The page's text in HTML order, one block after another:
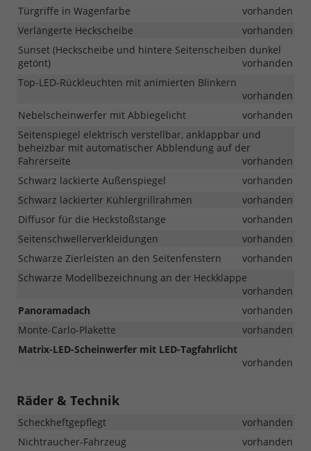
Türgriffe in Wagenfarbe
vorhanden
Verlängerte Heckscheibe
vorhanden
Sunset (Heckscheibe und hintere Seitenscheiben dunkel
getönt)
vorhanden
Top-LED-Rückleuchten mit animierten Blinkern
vorhanden
Nebelscheinwerfer mit Abbiegelicht
vorhanden
Seitenspiegel elektrisch verstellbar, anklappbar und
beheizbar mit automatischer Abblendung auf der
Fahrerseite
vorhanden
Schwarz lackierte Außenspiegel
vorhanden
Schwarz lackierter Kühlergrillrahmen
vorhanden
Diffusor für die Heckstoßstange
vorhanden
Seitenschwellerverkleidungen
vorhanden
Schwarze Zierleisten an den Seitenfenstern
vorhanden
Schwarze Modellbezeichnung an der Heckklappe
vorhanden
Panoramadach
vorhanden
Monte-Carlo-Plakette
vorhanden
Matrix-LED-Scheinwerfer mit LED-Tagfahrlicht
vorhanden
Räder & Technik
Scheckheftgepflegt
vorhanden
Nichtraucher-Fahrzeug
vorhanden